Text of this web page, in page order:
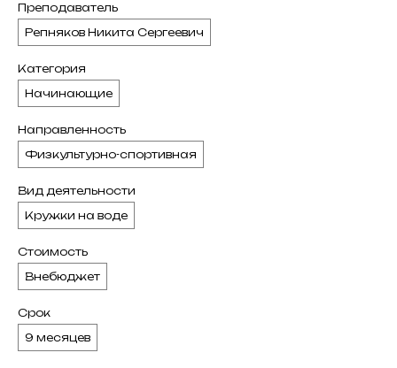
Преподаватель
Репняков Никита Сергеевич
Категория
Начинающие
Направленность
Физкультурно-спортивная
Вид деятельности
Кружки на воде
Стоимость
Внебюджет
Срок
9 месяцев